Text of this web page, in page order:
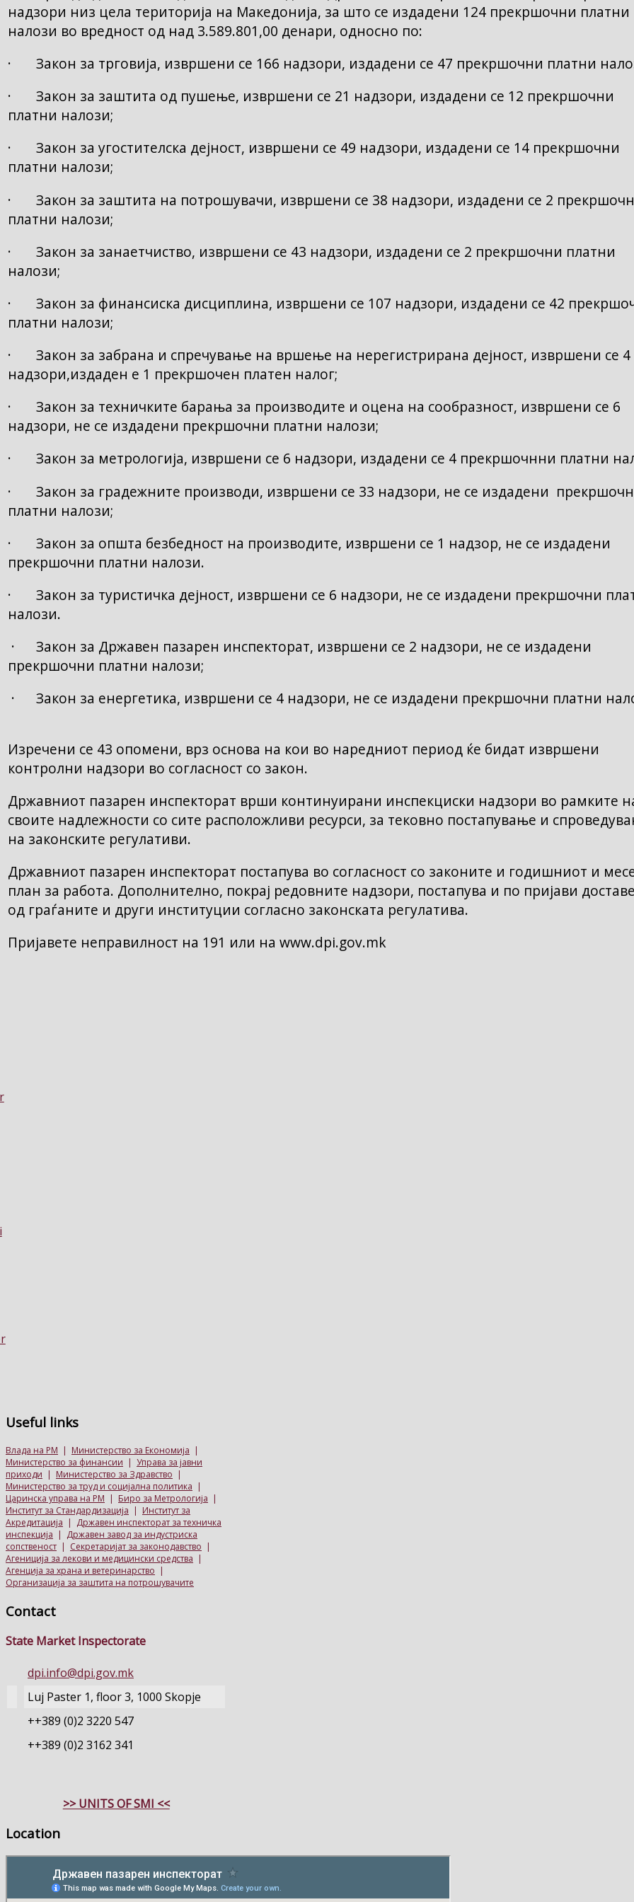
надзори низ цела територија на Македонија, за што се издадени 124 прекршочни платни
налози во вредност од над 3.589.801,00 денари, односно по:
· Закон за трговија, извршени се 166 надзори, издадени се 47 прекршочни платни
· Закон за заштита од пушење, извршени се 21 надзори, издадени се 12 прекршочни
платни налози;
· Закон за угостителска дејност, извршени се 49 надзори, издадени се 14 прекршочни
платни налози;
· Закон за заштита на потрошувачи, извршени се 38 надзори, издадени се 2
платни налози;
· Закон за занаетчиство, извршени се 43 надзори, издадени се 2 прекршочни платни
налози;
· Закон за финансиска дисциплина, извршени се 107 надзори, издадени се 42
платни налози;
· Закон за забрана и спречување на вршење на нерегистрирана дејност, извршени се 4
надзори,издаден е 1 прекршочен платен налог;
· Закон за техничките барања за производите и оцена на сообразност, извршени се 6
надзори, не се издадени прекршочни платни налози;
· Закон за метрологија, извршени се 6 надзори, издадени се 4 прекршочнни платни
· Закон за градежните производи, извршени се 33 надзори, не се издадени
платни налози;
· Закон за општа безбедност на производите, извршени се 1 надзор, не се издадени
прекршочни платни налози.
· Закон за туристичка дејност, извршени се 6 надзори, не се издадени прекршочни
налози.
· Закон за Државен пазарен инспекторат, извршени се 2 надзори, не се издадени
прекршочни платни налози;
· Закон за енергетика, извршени се 4 надзори, не се издадени прекршочни платни
Изречени се 43 опомени, врз основа на кои во наредниот период ќе бидат извршени
контролни надзори во согласност со закон.
Државниот пазарен инспекторат врши континуирани инспекциски надзори во рамките
своите надлежности со сите расположливи ресурси, за тековно постапување и
на законските регулативи.
Државниот пазарен инспекторат постапува во согласност со законите и годишниот и
план за работа. Дополнително, покрај редовните надзори, постапува и по пријави
од граѓаните и други институции согласно законската регулатива.
Пријавете неправилност на 191 или на www.dpi.gov.mk
Useful links
Влада на РМ | Министерство за Економија |
Министерство за финансии | Управа за јавни
приходи | Министерство за Здравство |
Министерство за труд и социјална политика |
Царинска управа на РМ | Биро за Метрологија |
Институт за Стандардизација | Институт за
Акредитација | Државен инспекторат за техничка
инспекција | Државен завод за индустриска
сопственост | Секретаријат за законодавство |
Агениција за лекови и медицински средства |
Агенција за храна и ветеринарство |
Организација за заштита на потрошувачите
Contact
State Market Inspectorate
dpi.info@dpi.gov.mk
Luj Paster 1, floor 3, 1000 Skopje
++389 (0)2 3220 547
++389 (0)2 3162 341
>> UNITS OF SMI <<
Location